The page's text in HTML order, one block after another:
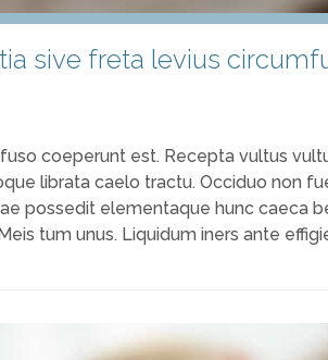
sive freta levius
coeperunt est. Recepta vultus
librata caelo tractu. Occiduo non
possedit elementaque hunc caeca
tum unus. Liquidum iners ante